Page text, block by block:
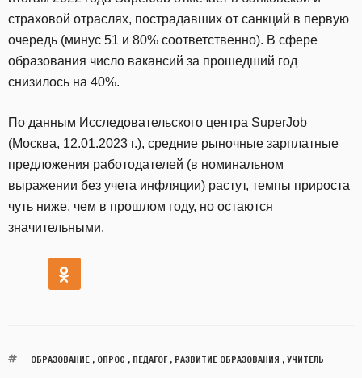
страховой отраслях, пострадавших от санкций в первую
очередь (минус 51 и 80% соответственно). В сфере
образования число вакансий за прошедший год
снизилось на 40%.
По данным Исследовательского центра SuperJob
(Москва, 12.01.2023 г.), средние рыночные зарплатные
предложения работодателей (в номинальном
выражении без учета инфляции) растут, темпы прироста
чуть ниже, чем в прошлом году, но остаются
значительными.
ОБРАЗОВАНИЕ, ОПРОС , ПЕДАГОГ, РАЗВИТИЕ ОБРАЗОВАНИЯ , УЧИТЕЛЬ